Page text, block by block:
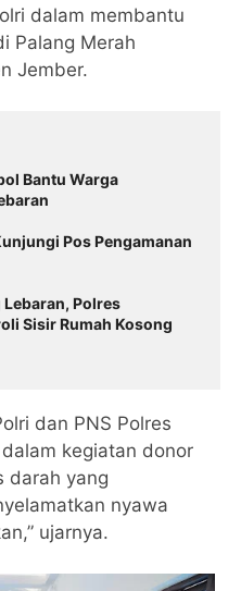
dalam membantu
Palang Merah
Jember.
Bantu Warga
Pos Pengamanan
Lebaran, Polres
Sisir Rumah Kosong
dan PNS Polres
kegiatan donor
darah yang
nyawa
ujarnya.